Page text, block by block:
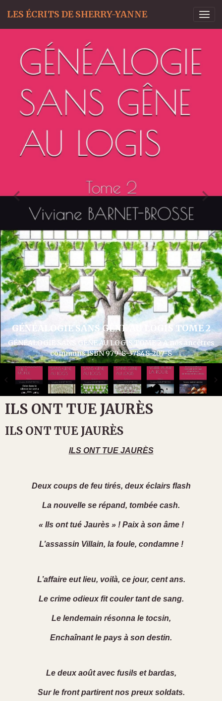
LES ÉCRITS DE SHERRY-YANNE
GÉNÉALOGIE SANS GÊNE AU LOGIS TOME 3
GÉNÉALOGIE SANS GÊNE AU LOGIS TOME 3 Articles divers
généalogie et histoire ISBN 979-8-37932-286-1
ILS ONT TUE JAURÈS
ILS ONT TUE JAURÈS
ILS ONT TUE JAURÈS
Deux coups de feu tirés, deux éclairs flash
La nouvelle se répand, tombée cash.
« Ils ont tué Jaurès » ! Paix à son âme !
L’assassin Villain, la foule, condamne !
L’affaire eut lieu, voilà, ce jour, cent ans.
Le crime odieux fit couler tant de sang.
Le lendemain résonna le tocsin,
Enchaînant le pays à son destin.
Le deux août avec fusils et bardas,
Sur le front partirent nos preux soldats.